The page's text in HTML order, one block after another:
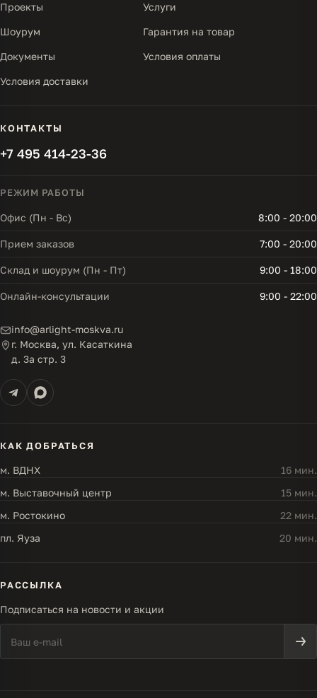
Проекты Услуги
Шоурум Гарантия на товар
Документы Условия оплаты
Условия доставки
КОНТАКТЫ
+7 495 414-23-36
РЕЖИМ РАБОТЫ
Офис (Пн - Вс) 8:00 - 20:00
Прием заказов 7:00 - 20:00
Склад и шоурум (Пн - Пт) 9:00 - 18:00
Онлайн-консультации 9:00 - 22:00
info@arlight-moskva.ru
г. Москва, ул. Касаткина
д. 3а стр. 3
КАК ДОБРАТЬСЯ
м. ВДНХ
16 мин.
м. Выставочный центр
15 мин.
м. Ростокино
22 мин.
пл. Яуза
20 мин.
РАССЫЛКА
Подписаться на новости и акции